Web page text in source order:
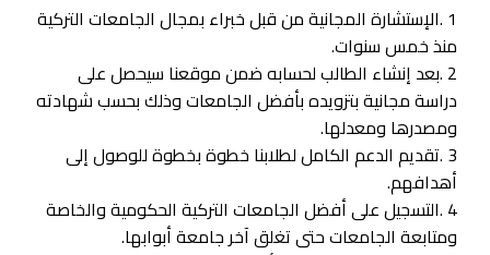
1 .الإستشارة المجانية من قبل خبراء بمجال الجامعات التركية
منذ خمس سنوات.
2 .بعد إنشاء الطالب لحسابه ضمن موقعنا سيحصل على
دراسة مجانية بتزويده بأفضل الجامعات وذلك بحسب شهادته
ومصدرها ومعدلها.
3 .تقديم الدعم الكامل لطلابنا خطوة بخطوة للوصول إلى
أهدافهم.
4 .التسجيل على أفضل الجامعات التركية الحكومية والخاصة
ومتابعة الجامعات حتى تغلق آخر جامعة أبوابها.